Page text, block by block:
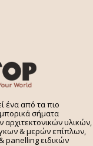
ένα από τα πιο
σήματα
υλικών,
& μερών επίπλων,
panelling ειδικών